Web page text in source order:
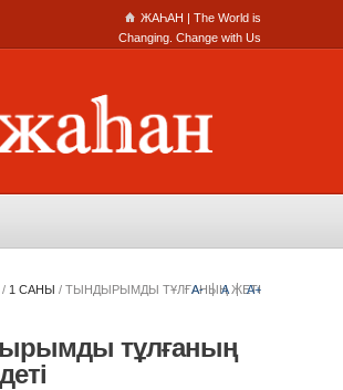
ЖАҺАН | The World is
Changing. Change with Us
/ 1 САНЫ / ТЫНДЫРЫМДЫ ТҰЛҒАНЫҢ ЖЕТІ
тұлғаның
A- A A+